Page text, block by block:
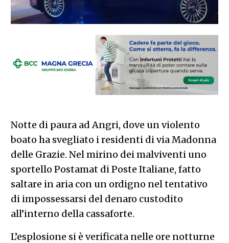
Notte di paura ad Angri, dove un violento
boato ha svegliato i residenti di via Madonna
delle Grazie. Nel mirino dei malviventi uno
sportello Postamat di Poste Italiane, fatto
saltare in aria con un ordigno nel tentativo
di impossessarsi del denaro custodito
all’interno della cassaforte.
L’esplosione si è verificata nelle ore notturne